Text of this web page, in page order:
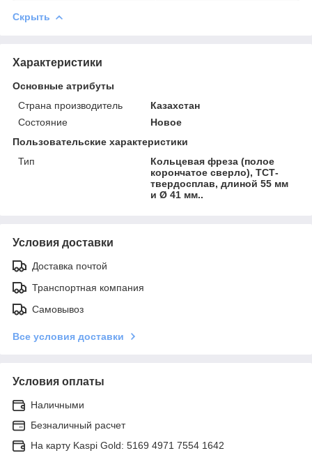
Скрыть
Характеристики
Основные атрибуты
Страна производитель
Казахстан
Состояние
Новое
Пользовательские характеристики
Тип
Кольцевая фреза (полое
корончатое сверло), ТСТ-
твердосплав, длиной 55 мм
и Ø 41 мм..
Условия доставки
Доставка почтой
Транспортная компания
Самовывоз
Все условия доставки
Условия оплаты
Наличными
Безналичный расчет
На карту Kaspi Gold: 5169 4971 7554 1642